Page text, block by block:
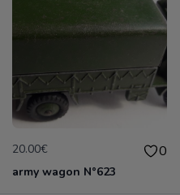
20.00€ 0
army wagon N°623